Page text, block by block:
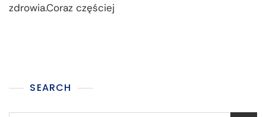
zdrowia.Coraz częściej
SEARCH